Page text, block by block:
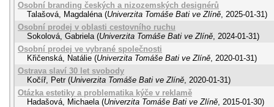
Osobní branding českých a nizozemských designérů
Talašová, Magdaléna (Univerzita Tomáše Bati ve Zlíně, 2025-01-31)
Osobní prodej v oblasti cestovního ruchu
Sokolová, Gabriela (Univerzita Tomáše Bati ve Zlíně, 2024-01-31)
Osobní prodej ve vybrané společnosti
Křičenská, Natálie (Univerzita Tomáše Bati ve Zlíně, 2020-01-31)
Ostrava slaví 30 let svobody
Kočíř, Petr (Univerzita Tomáše Bati ve Zlíně, 2020-01-31)
Otázka estetiky a problematika kýče v reklamě
Hadašová, Michaela (Univerzita Tomáše Bati ve Zlíně, 2015-01-30)